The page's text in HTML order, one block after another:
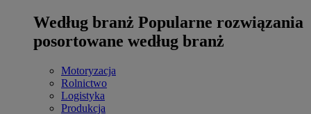
Według branż Popularne rozwiązania
posortowane według branż
Motoryzacja
Rolnictwo
Logistyka
Produkcja